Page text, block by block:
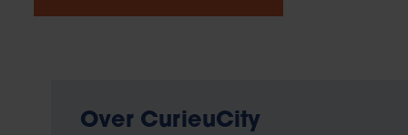
Over CurieuCity